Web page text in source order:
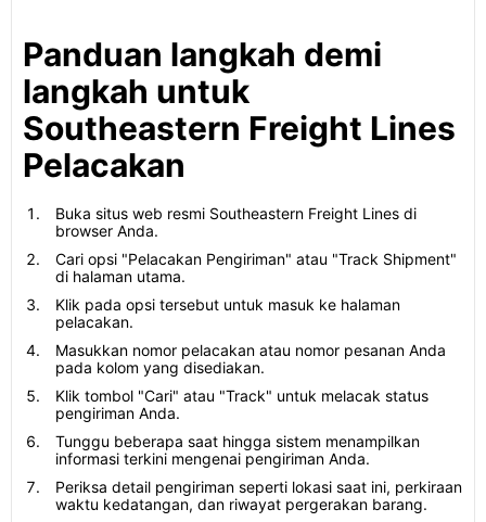
Panduan langkah demi
langkah untuk
Southeastern Freight Lines
Pelacakan
Buka situs web resmi Southeastern Freight Lines di
browser Anda.
Cari opsi "Pelacakan Pengiriman" atau "Track Shipment"
di halaman utama.
Klik pada opsi tersebut untuk masuk ke halaman
pelacakan.
Masukkan nomor pelacakan atau nomor pesanan Anda
pada kolom yang disediakan.
Klik tombol "Cari" atau "Track" untuk melacak status
pengiriman Anda.
Tunggu beberapa saat hingga sistem menampilkan
informasi terkini mengenai pengiriman Anda.
Periksa detail pengiriman seperti lokasi saat ini, perkiraan
waktu kedatangan, dan riwayat pergerakan barang.